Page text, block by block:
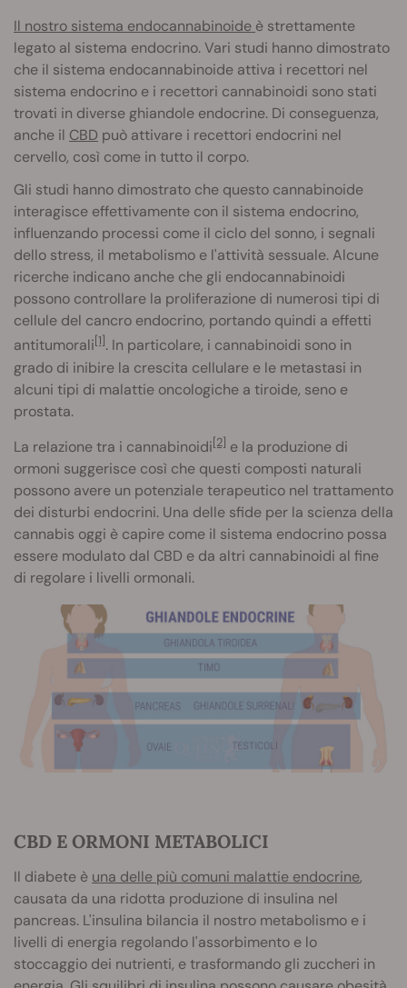
Il nostro sistema endocannabinoide è strettamente
legato al sistema endocrino. Vari studi hanno dimostrato
che il sistema endocannabinoide attiva i recettori nel
sistema endocrino e i recettori cannabinoidi sono stati
trovati in diverse ghiandole endocrine. Di conseguenza,
anche il CBD può attivare i recettori endocrini nel
cervello, così come in tutto il corpo.
Gli studi hanno dimostrato che questo cannabinoide
interagisce effettivamente con il sistema endocrino,
influenzando processi come il ciclo del sonno, i segnali
dello stress, il metabolismo e l'attività sessuale. Alcune
ricerche indicano anche che gli endocannabinoidi
possono controllare la proliferazione di numerosi tipi di
cellule del cancro endocrino, portando quindi a effetti
antitumorali[1]. In particolare, i cannabinoidi sono in
grado di inibire la crescita cellulare e le metastasi in
alcuni tipi di malattie oncologiche a tiroide, seno e
prostata.
La relazione tra i cannabinoidi[2] e la produzione di
ormoni suggerisce così che questi composti naturali
possono avere un potenziale terapeutico nel trattamento
dei disturbi endocrini. Una delle sfide per la scienza della
cannabis oggi è capire come il sistema endocrino possa
essere modulato dal CBD e da altri cannabinoidi al fine
di regolare i livelli ormonali.
CBD E ORMONI METABOLICI
Il diabete è una delle più comuni malattie endocrine,
causata da una ridotta produzione di insulina nel
pancreas. L'insulina bilancia il nostro metabolismo e i
livelli di energia regolando l'assorbimento e lo
stoccaggio dei nutrienti, e trasformando gli zuccheri in